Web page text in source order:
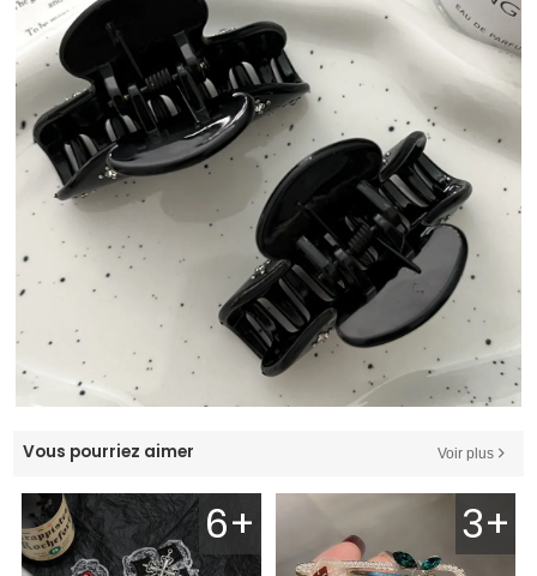
Vous pourriez aimer Voir plus
6+ 3+